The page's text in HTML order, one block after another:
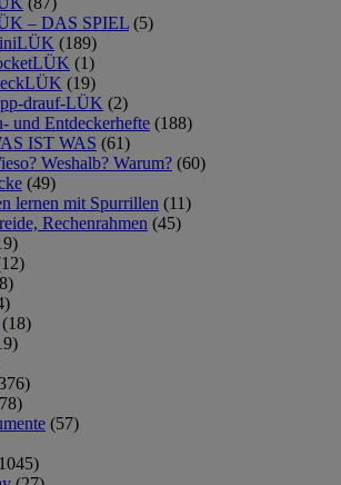
– DAS SPIEL (5)
(189)
(1)
(19)
drauf-LÜK (2)
und Entdeckerhefte (188)
IST WAS (61)
Weshalb? Warum? (60)
(49)
lernen mit Spurrillen (11)
Rechenrahmen (45)
(18)
(57)